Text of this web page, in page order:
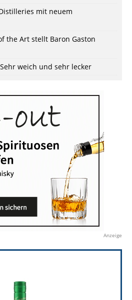
mit neuem
the Art stellt Baron Gaston
weich und sehr lecker
Anzeige